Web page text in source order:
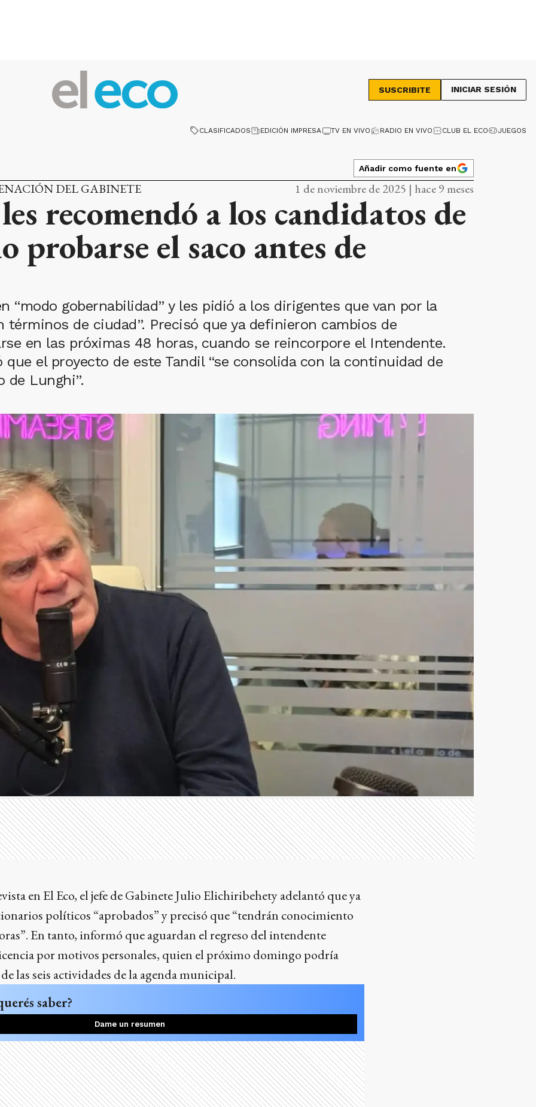
SUSCRIBITE INICIAR SESIÓN
CLASIFICADOS EDICIÓN IMPRESA TV EN VIVO RADIO EN VIVO CLUB EL ECO JUEGOS
Añadir como fuente en
DEL GABINETE 1 de noviembre de 2025 | hace 9 meses
recomendó a los candidatos de
probarse el saco antes de
“modo gobernabilidad” y les pidió a los dirigentes que van por la
términos de ciudad”. Precisó que ya definieron cambios de
en las próximas 48 horas, cuando se reincorpore el Intendente.
el proyecto de este Tandil “se consolida con la continuidad de
de Lunghi”.
en El Eco, el jefe de Gabinete Julio Elichiribehety adelantó que ya
políticos “aprobados” y precisó que “tendrán conocimiento
En tanto, informó que aguardan el regreso del intendente
por motivos personales, quien el próximo domingo podría
las seis actividades de la agenda municipal.
saber?
Dame un resumen